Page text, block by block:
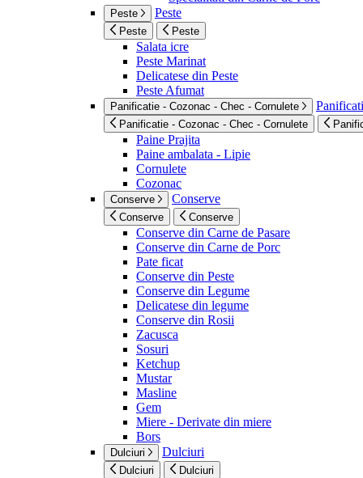
Peste Peste
Peste Peste
Salata icre
Peste Marinat
Delicatese din Peste
Peste Afumat
Panificatie - Cozonac - Chec - Cornulete
Panificatie - Cozonac - Chec - Cornulete
Paine Prajita
Paine ambalata - Lipie
Cornulete
Cozonac
Conserve Conserve
Conserve Conserve
Conserve din Carne de Pasare
Conserve din Carne de Porc
Pate ficat
Conserve din Peste
Conserve din Legume
Delicatese din legume
Conserve din Rosii
Zacusca
Sosuri
Ketchup
Mustar
Masline
Gem
Miere - Derivate din miere
Bors
Dulciuri Dulciuri
Dulciuri Dulciuri